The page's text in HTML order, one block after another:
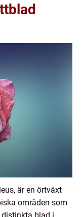
är en örtväxt
områden som